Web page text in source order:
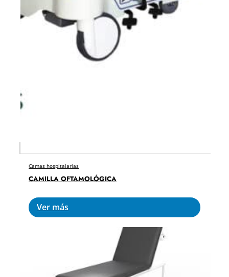
Camas hospitalarias
CAMILLA OFTAMOLÓGICA
Ver más